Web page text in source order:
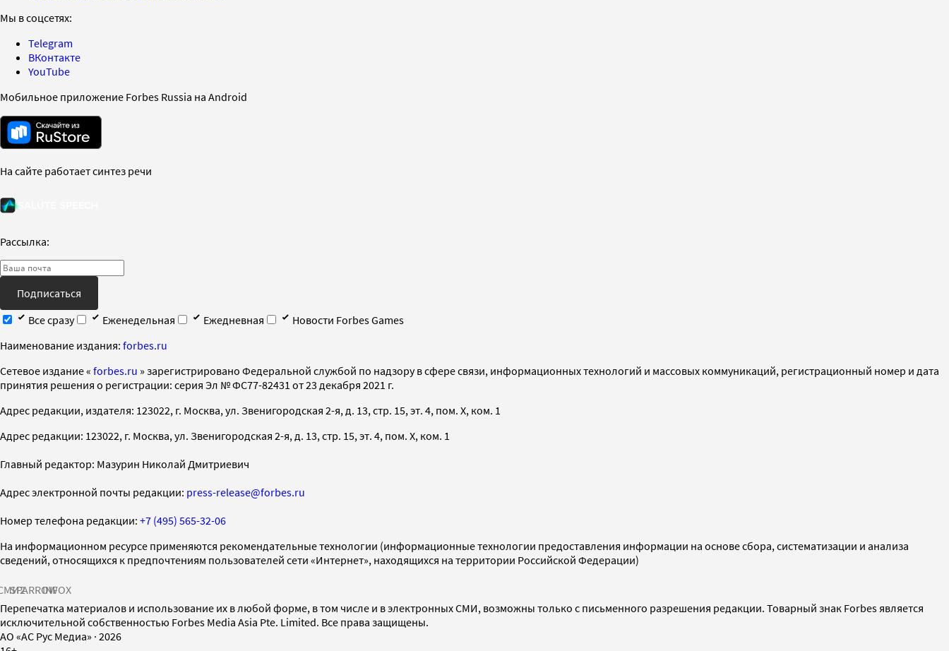
Мы в соцсетях:
Telegram
ВКонтакте
YouTube
Мобильное приложение Forbes Russia на Android
На сайте работает синтез речи
Рассылка:
Подписаться
Все сразу
Еженедельная Ежедневная
Новости Forbes Games
Наименование издания: forbes.ru
Cетевое издание « forbes.ru » зарегистрировано Федеральной службой по надзору в сфере связи, информационных технологий и массовых коммуникаций, регистрационный номер и дата
принятия решения о регистрации: серия Эл № ФС77-82431 от 23 декабря 2021 г.
Адрес редакции, издателя: 123022, г. Москва, ул. Звенигородская 2-я, д. 13, стр. 15, эт. 4, пом. X, ком. 1
Адрес редакции: 123022, г. Москва, ул. Звенигородская 2-я, д. 13, стр. 15, эт. 4, пом. X, ком. 1
Главный редактор: Мазурин Николай Дмитриевич
Адрес электронной почты редакции: press-release@forbes.ru
Номер телефона редакции: +7 (495) 565-32-06
На информационном ресурсе применяются рекомендательные технологии (информационные технологии предоставления информации на основе сбора, систематизации и анализа
сведений, относящихся к предпочтениям пользователей сети «Интернет», находящихся на территории Российской Федерации)
SPARROWINFOX
Перепечатка материалов и использование их в любой форме, в том числе и в электронных СМИ, возможны только с письменного разрешения редакции. Товарный знак Forbes является
исключительной собственностью Forbes Media Asia Pte. Limited. Все права защищены.
AO «АС Рус Медиа» · 2026